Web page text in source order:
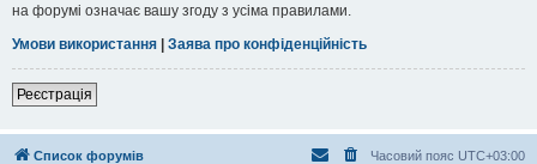
на форумі означає вашу згоду з усіма правилами.
Умови використання | Заява про конфіденційність
Реєстрація
Список форумів Часовий пояс UTC+03:00